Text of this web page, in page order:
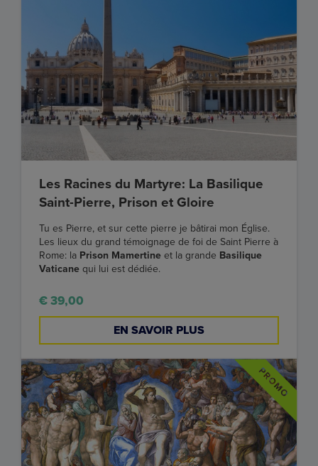
Les Racines du Martyre: La Basilique
Saint-Pierre, Prison et Gloire
Tu es Pierre, et sur cette pierre je bâtirai mon Église.
Les lieux du grand témoignage de foi de Saint Pierre à
Rome: la Prison Mamertine et la grande Basilique
Vaticane qui lui est dédiée.
€ 39,00
EN SAVOIR PLUS